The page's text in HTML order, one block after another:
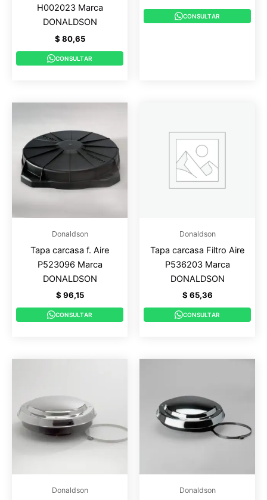
H002023 Marca
DONALDSON
$ 80,65
CONSULTAR
CONSULTAR
Donaldson
Tapa carcasa f. Aire
P523096 Marca
DONALDSON
$ 96,15
CONSULTAR
Donaldson
Tapa carcasa Filtro Aire
P536203 Marca
DONALDSON
$ 65,36
CONSULTAR
Donaldson Donaldson